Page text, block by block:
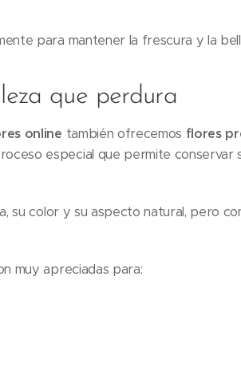
para mantener la frescura y la
que perdura
online también ofrecemos flores
especial que permite conservar
su color y su aspecto natural, pero
muy apreciadas para: